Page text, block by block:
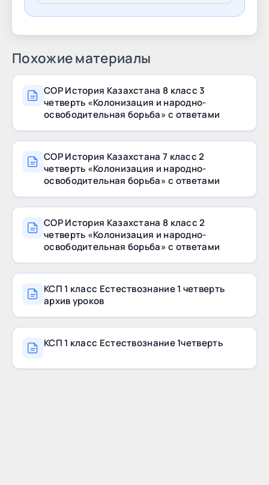
возможные уровни
Похожие материалы
СОР История Казахстана 8 класс 3
четверть «Колонизация и народно-
освободительная борьба» с ответами
СОР История Казахстана 7 класс 2
четверть «Колонизация и народно-
освободительная борьба» с ответами
СОР История Казахстана 8 класс 2
четверть «Колонизация и народно-
освободительная борьба» с ответами
КСП 1 класс Естествознание 1 четверть
архив уроков
КСП 1 класс Естествознание 1четверть